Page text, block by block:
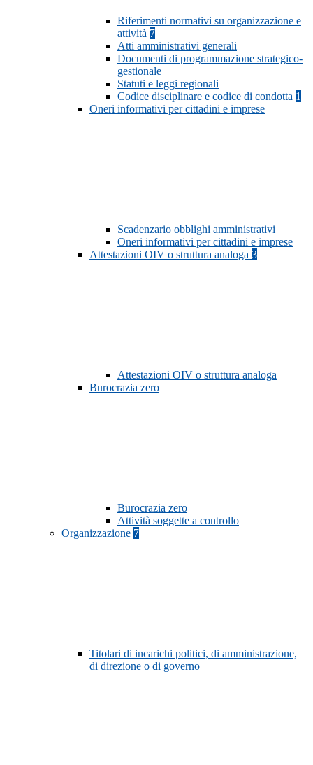
Riferimenti normativi su organizzazione e
attività 7
Atti amministrativi generali
Documenti di programmazione strategico-
gestionale
Statuti e leggi regionali
Codice disciplinare e codice di condotta 1
Oneri informativi per cittadini e imprese
Scadenzario obblighi amministrativi
Oneri informativi per cittadini e imprese
Attestazioni OIV o struttura analoga 3
Attestazioni OIV o struttura analoga
Burocrazia zero
Burocrazia zero
Attività soggette a controllo
Organizzazione 7
Titolari di incarichi politici, di amministrazione,
di direzione o di governo